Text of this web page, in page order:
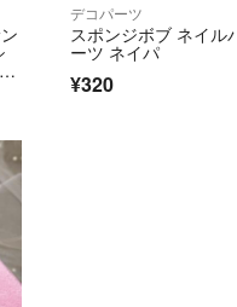
デコパーツ
スポンジボブ ネイル
ーツ ネイパ
¥320